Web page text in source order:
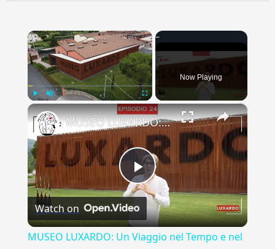
×
Fullscreen
Now Playing
×
Play
Video
MUSEO LUXARDO: Un Viaggio nel Tempo e nel Gusto
Watch on
MUSEO LUXARDO: Un Viaggio nel Tempo e nel